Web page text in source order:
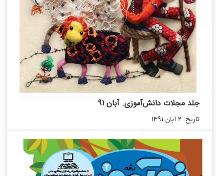
جلد مجلات دانش‌آموزی. آبان 91
تاریخ: ۲ آبان ۱۳۹۱